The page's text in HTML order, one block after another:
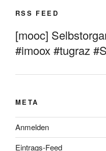
RSS FEED
[mooc]
#imoox #tugraz
META
Anmelden
Eintrags-Feed